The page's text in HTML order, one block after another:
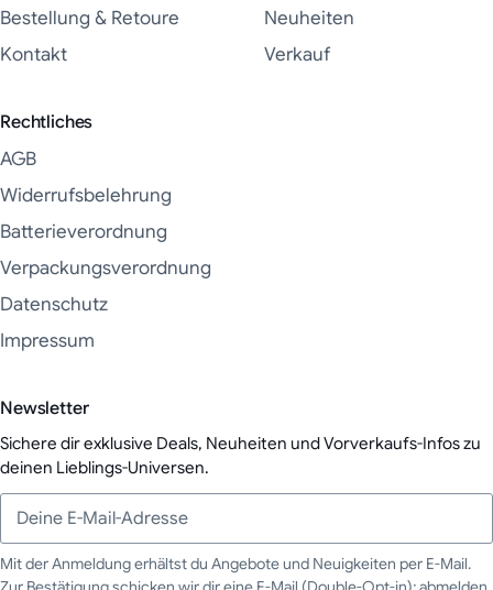
Bestellung & Retoure
Kontakt
Neuheiten
Verkauf
Rechtliches
AGB
Widerrufsbelehrung
Batterieverordnung
Verpackungsverordnung
Datenschutz
Impressum
Newsletter
Sichere dir exklusive Deals, Neuheiten und Vorverkaufs-Infos zu
deinen Lieblings-Universen.
Mit der Anmeldung erhältst du Angebote und Neuigkeiten per E-Mail.